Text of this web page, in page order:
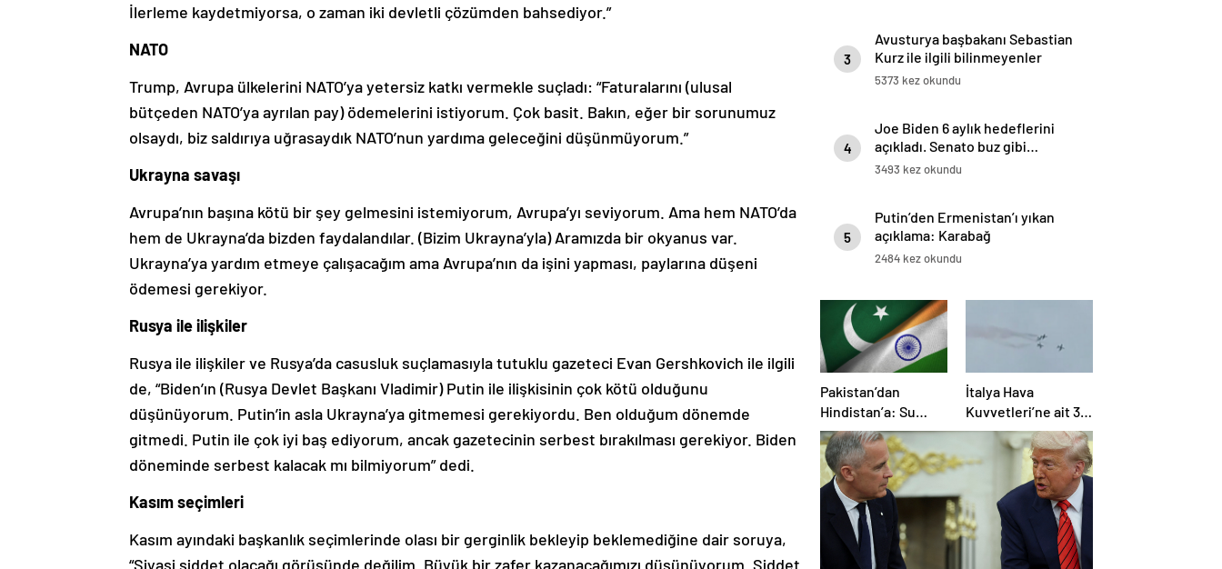
İlerleme kaydetmiyorsa, o zaman iki devletli çözümden bahsediyor.”
NATO
Trump, Avrupa ülkelerini NATO’ya yetersiz katkı vermekle suçladı: “Faturalarını (ulusal
bütçeden NATO’ya ayrılan pay) ödemelerini istiyorum. Çok basit. Bakın, eğer bir sorunumuz
olsaydı, biz saldırıya uğrasaydık NATO’nun yardıma geleceğini düşünmüyorum.”
Ukrayna savaşı
Avrupa’nın başına kötü bir şey gelmesini istemiyorum, Avrupa’yı seviyorum. Ama hem NATO’da
hem de Ukrayna’da bizden faydalandılar. (Bizim Ukrayna’yla) Aramızda bir okyanus var.
Ukrayna’ya yardım etmeye çalışacağım ama Avrupa’nın da işini yapması, paylarına düşeni
ödemesi gerekiyor.
Rusya ile ilişkiler
Rusya ile ilişkiler ve Rusya’da casusluk suçlamasıyla tutuklu gazeteci Evan Gershkovich ile ilgili
de, “Biden’ın (Rusya Devlet Başkanı Vladimir) Putin ile ilişkisinin çok kötü olduğunu
düşünüyorum. Putin’in asla Ukrayna’ya gitmemesi gerekiyordu. Ben olduğum dönemde
gitmedi. Putin ile çok iyi baş ediyorum, ancak gazetecinin serbest bırakılması gerekiyor. Biden
döneminde serbest kalacak mı bilmiyorum” dedi.
Kasım seçimleri
Kasım ayındaki başkanlık seçimlerinde olası bir gerginlik bekleyip beklemediğine dair soruya,
“Siyasi şiddet olacağı görüşünde değilim. Büyük bir zafer kazanacağımızı düşünüyorum. Şiddet
3
Avusturya başbakanı Sebastian
Kurz ile ilgili bilinmeyenler
5373 kez okundu
4
Joe Biden 6 aylık hedeflerini
açıkladı. Senato buz gibi…
3493 kez okundu
5
Putin’den Ermenistan’ı yıkan
açıklama: Karabağ
Azerbaycan’ın ayrılmaz bir
2484 kez okundu
Pakistan’dan
Hindistan’a: Su
bizim kırmızı
çizgimizdir
İtalya Hava
Kuvvetleri’ne ait 3
uçak eğitim
uçuşunda kaza